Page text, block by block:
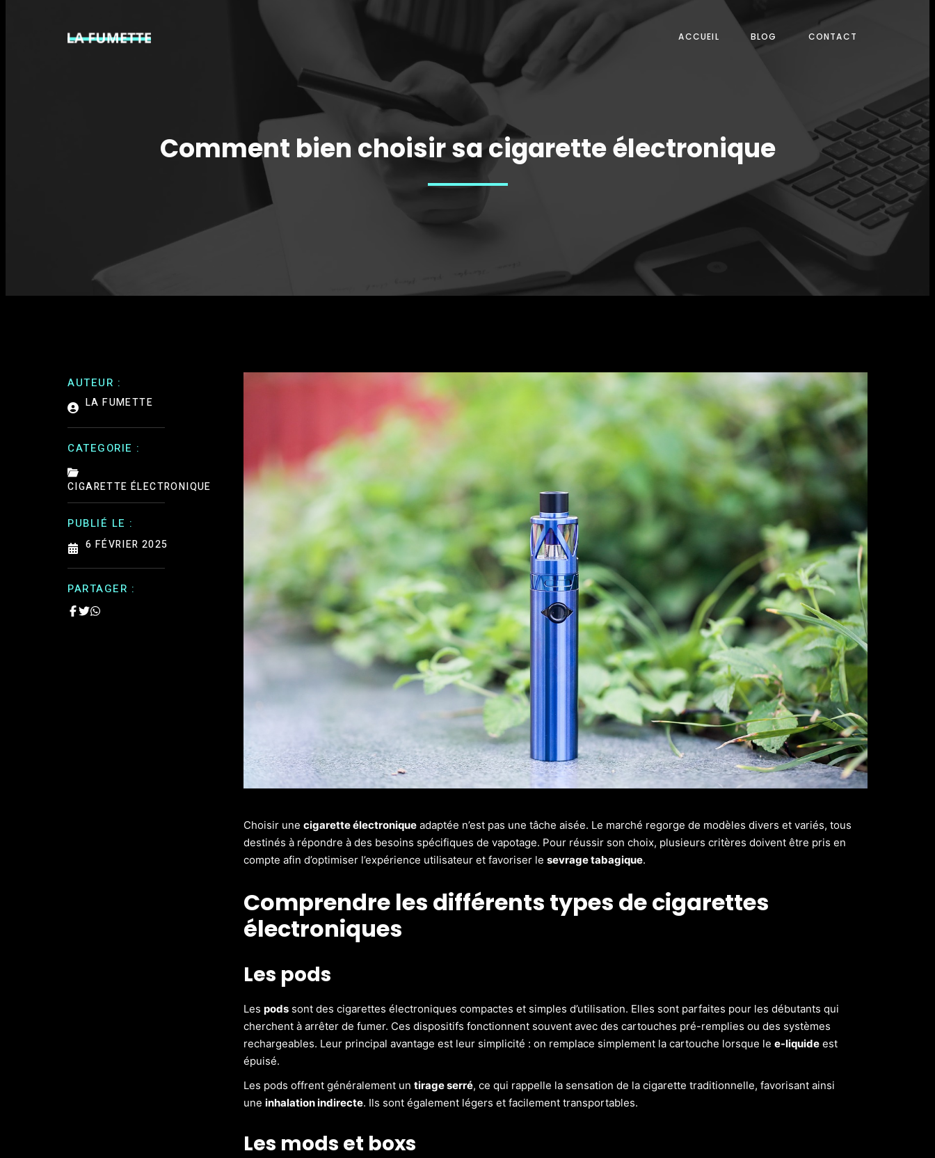
ACCUEIL BLOG CONTACT
Comment bien choisir sa cigarette électronique
AUTEUR :
LA FUMETTE
CATEGORIE :
CIGARETTE ÉLECTRONIQUE
PUBLIÉ LE :
6 FÉVRIER 2025
PARTAGER :
Choisir une cigarette électroniqueadaptée n’est pas une tâche aisée. Le marché regorge de modèles divers et variés, tous
destinés à répondre à des besoins spécifiques de vapotage. Pour réussir son choix, plusieurs critères doivent être pris en
compte afin d’optimiser l’expérience utilisateur et favoriser le sevrage tabagique.
Comprendre les différents types de cigarettes
électroniques
Les pods
Les podssont des cigarettes électroniques compactes et simples d’utilisation. Elles sont parfaites pour les débutants qui
cherchent à arrêter de fumer. Ces dispositifs fonctionnent souvent avec des cartouches pré-remplies ou des systèmes
rechargeables. Leur principal avantage est leur simplicité : on remplace simplement la cartouche lorsque le e-liquideest
épuisé.
Les pods offrent généralement un tirage serré, ce qui rappelle la sensation de la cigarette traditionnelle, favorisant ainsi
une inhalation indirecte. Ils sont également légers et facilement transportables.
Les mods et boxs